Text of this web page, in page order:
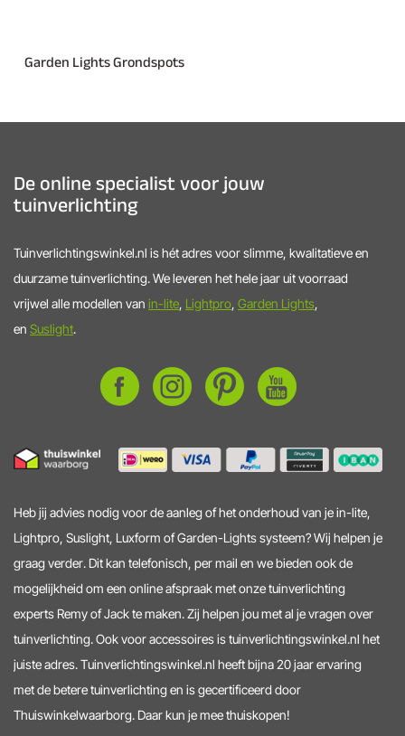
Garden Lights Grondspots
De online specialist voor jouw
tuinverlichting
Tuinverlichtingswinkel.nl is hét adres voor slimme, kwalitatieve en
duurzame tuinverlichting. We leveren het hele jaar uit voorraad
vrijwel alle modellen van in-lite, Lightpro, Garden Lights,
en Suslight.
Heb jij advies nodig voor de aanleg of het onderhoud van je in-lite,
Lightpro, Suslight, Luxform of Garden-Lights systeem? Wij helpen je
graag verder. Dit kan telefonisch, per mail en we bieden ook de
mogelijkheid om een online afspraak met onze tuinverlichting
experts Remy of Jack te maken. Zij helpen jou met al je vragen over
tuinverlichting. Ook voor accessoires is tuinverlichtingswinkel.nl het
juiste adres. Tuinverlichtingswinkel.nl heeft bijna 20 jaar ervaring
met de betere tuinverlichting en is gecertificeerd door
Thuiswinkelwaarborg. Daar kun je mee thuiskopen!